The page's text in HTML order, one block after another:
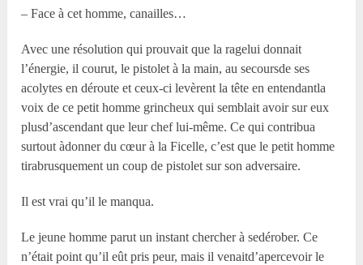
– Face à cet homme, canailles…
Avec une résolution qui prouvait que la ragelui donnait
l’énergie, il courut, le pistolet à la main, au secoursde ses
acolytes en déroute et ceux-ci levèrent la tête en entendantla
voix de ce petit homme grincheux qui semblait avoir sur eux
plusd’ascendant que leur chef lui-même. Ce qui contribua
surtout àdonner du cœur à la Ficelle, c’est que le petit homme
tirabrusquement un coup de pistolet sur son adversaire.
Il est vrai qu’il le manqua.
Le jeune homme parut un instant chercher à sedérober. Ce
n’était point qu’il eût pris peur, mais il venaitd’apercevoir le